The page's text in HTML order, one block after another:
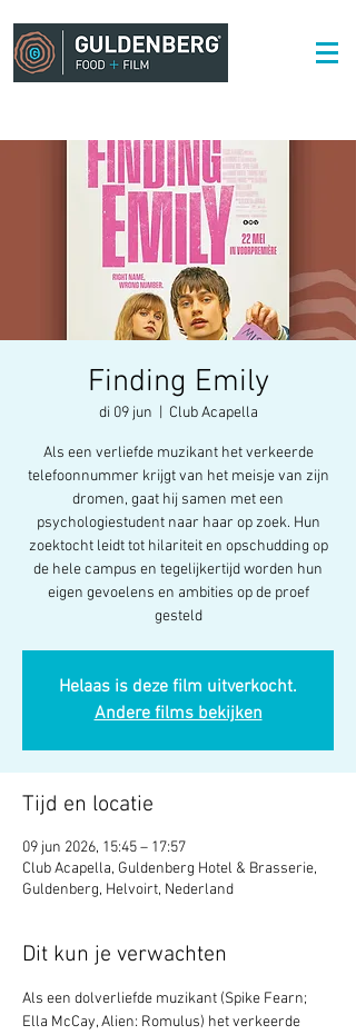
Finding Emily
di 09 jun Club Acapella
Als een verliefde muzikant het verkeerde
telefoonnummer krijgt van het meisje van zijn
dromen, gaat hij samen met een
psychologiestudent naar haar op zoek. Hun
zoektocht leidt tot hilariteit en opschudding op
de hele campus en tegelijkertijd worden hun
eigen gevoelens en ambities op de proef
gesteld
Helaas is deze film uitverkocht.
Andere films bekijken
Tijd en locatie
09 jun 2026, 15:45 – 17:57
Club Acapella, Guldenberg Hotel & Brasserie,
Guldenberg, Helvoirt, Nederland
Dit kun je verwachten
Als een dolverliefde muzikant (Spike Fearn;
Ella McCay, Alien: Romulus) het verkeerde